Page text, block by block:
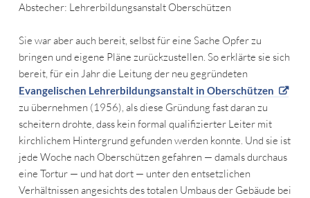
Abstecher: Lehrerbildungsanstalt Oberschützen
Sie war aber auch bereit, selbst für eine Sache Opfer zu
bringen und eigene Pläne zurückzustellen. So erklärte sie sich
bereit, für ein Jahr die Leitung der neu gegründeten
Evangelischen Lehrerbildungsanstalt in Oberschützen
zu übernehmen (1956), als diese Gründung fast daran zu
scheitern drohte, dass kein formal qualifizierter Leiter mit
kirchlichem Hintergrund gefunden werden konnte. Und sie ist
jede Woche nach Oberschützen gefahren — damals durchaus
eine Tortur — und hat dort — unter den entsetzlichen
Verhältnissen angesichts des totalen Umbaus der Gebäude bei